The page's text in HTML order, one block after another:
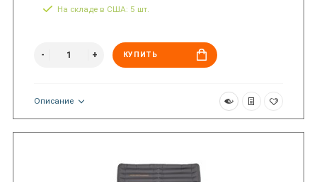
На складе в США: 5 шт.
КУПИТЬ
Описание